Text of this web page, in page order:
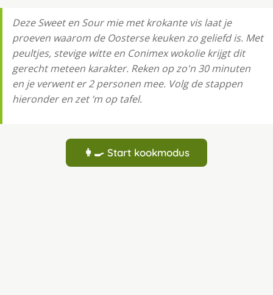
Deze Sweet en Sour mie met krokante vis laat je
proeven waarom de Oosterse keuken zo geliefd is. Met
peultjes, stevige witte en Conimex wokolie krijgt dit
gerecht meteen karakter. Reken op zo'n 30 minuten
en je verwent er 2 personen mee. Volg de stappen
hieronder en zet ‘m op tafel.
👩‍🍳 Start kookmodus